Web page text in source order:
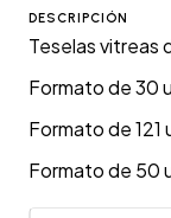
DESCRIPCIÓN
Teselas vitreas
Formato de 30
Formato de
Formato de 50